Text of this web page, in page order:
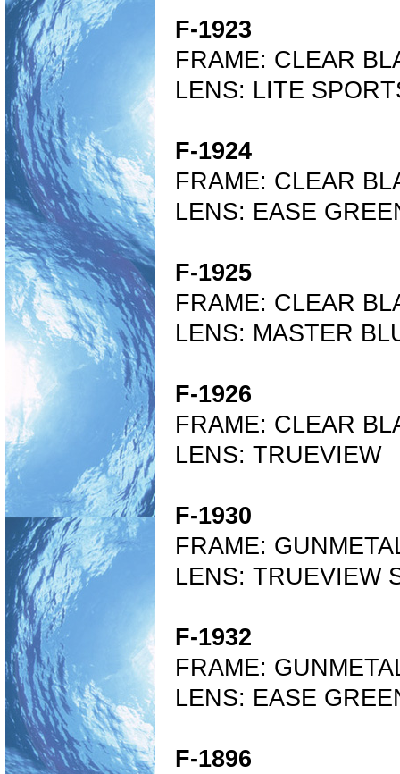
F-1923
FRAME: CLEAR
LENS: LITE
F-1924
FRAME: CLEAR
LENS: EASE
F-1925
FRAME: CLEAR
LENS: MASTER
F-1926
FRAME: CLEAR
LENS: TRUEVIEW
F-1930
FRAME:
LENS: TRUEVIEW
F-1932
FRAME:
LENS: EASE
F-1896